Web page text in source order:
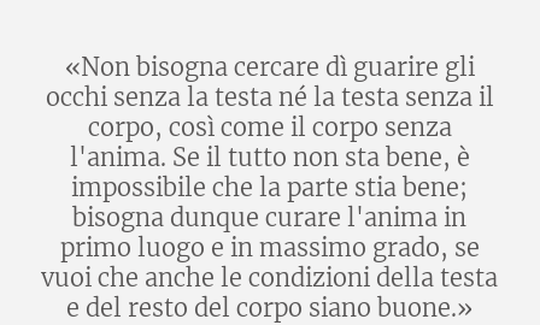
«Non bisogna cercare dì guarire gli
occhi senza la testa né la testa senza il
corpo, così come il corpo senza
l'anima. Se il tutto non sta bene, è
impossibile che la parte stia bene;
bisogna dunque curare l'anima in
primo luogo e in massimo grado, se
vuoi che anche le condizioni della testa
e del resto del corpo siano buone.»